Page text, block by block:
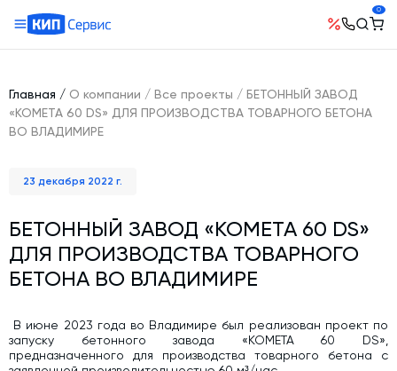
0
Бетонные заводы (БСУ, РБУ)
Бетоносмесители
Гибкие шнеки для сыпучих материалов
Конвейерное оборудование
Склады инертных материалов
Растариватели Биг-Бегов
Пневмотранспорт
География поставок
Руководство
Сотрудничество
История компании
Наши проекты
Условия труда
Контакты
Главная / О компании / Все проекты / БЕТОННЫЙ ЗАВОД
«КОМЕТА 60 DS» ДЛЯ ПРОИЗВОДСТВА ТОВАРНОГО БЕТОНА
ВО ВЛАДИМИРЕ
23 декабря 2022 г.
БЕТОННЫЙ ЗАВОД «КОМЕТА 60 DS»
ДЛЯ ПРОИЗВОДСТВА ТОВАРНОГО
БЕТОНА ВО ВЛАДИМИРЕ
В июне 2023 года во Владимире был реализован проект по
запуску бетонного завода «КОМЕТА 60 DS»,
предназначенного для производства товарного бетона с